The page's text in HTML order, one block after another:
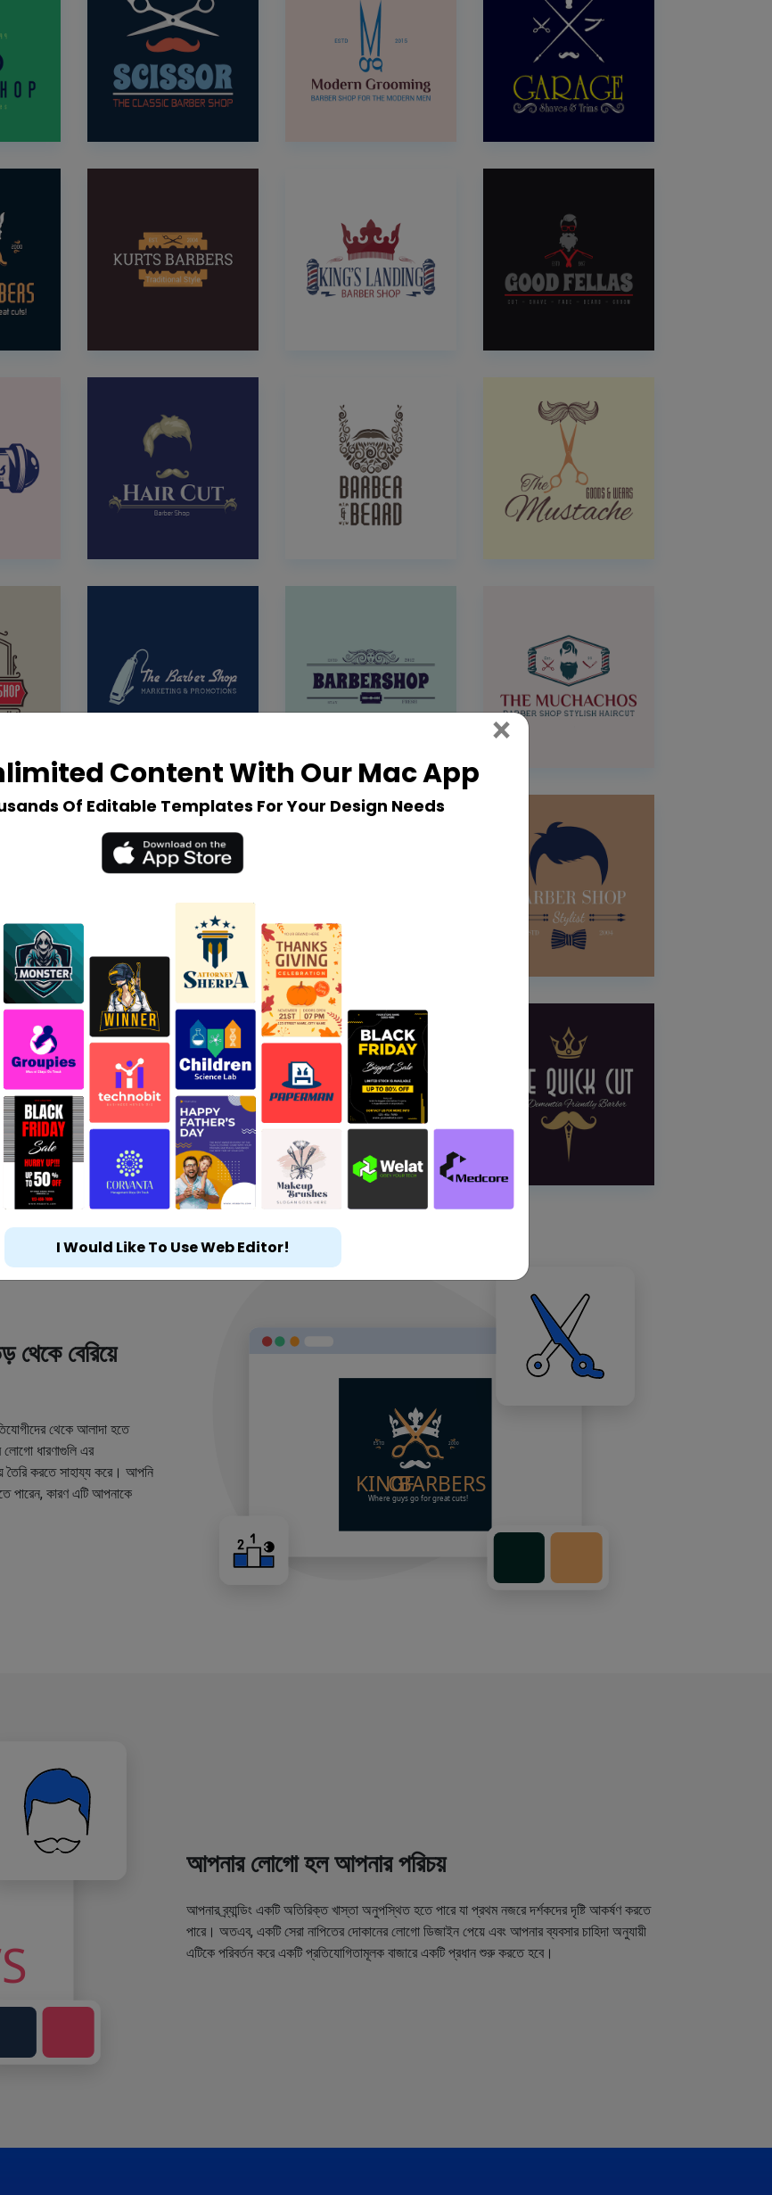
থেকে বেরিয়ে
থেকে আলাদা হতে
লোগো ধারণাগুলি এর
তৈরি করতে সাহায্য করে। আপনি
পারেন, কারণ এটি আপনাকে
আপনার লোগো হল আপনার পরিচয়
আপনার ব্র্যান্ডিং একটি অতিরিক্ত খাস্তা অনুপস্থিত হতে পারে যা প্রথম নজরে দর্শকদের দৃষ্টি আকর্ষণ করতে
পারে। অতএব, একটি সেরা নাপিতের দোকানের লোগো ডিজাইন পেয়ে এবং আপনার ব্যবসার চাহিদা অনুযায়ী
এটিকে পরিবর্তন করে একটি প্রতিযোগিতামূলক বাজারে একটি প্রধান শুরু করতে হবে।
Content With Our Mac App
Of Editable Templates For Your Design Needs
× Close
I Would Like To Use Web Editor!